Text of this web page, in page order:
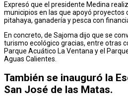
Expresó que el presidente Medina
municipios en las que apoyó proyectos
pitahaya, ganadería y pesca con
En concreto, de Sajoma dijo que se
turismo ecológico gracias, entre otras
Parque Acuático La Ventana y el
Aguas Calientes.
También se inauguró la
San José de las Matas.